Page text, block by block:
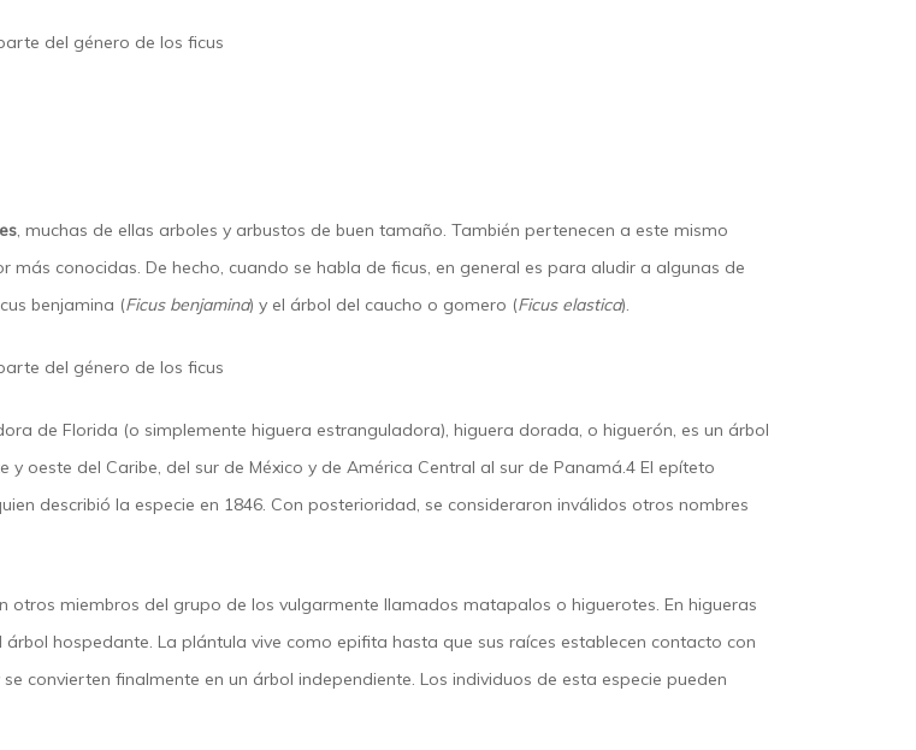
del género de los ficus
, muchas de ellas arboles y arbustos de buen tamaño. También pertenecen a este mismo
conocidas. De hecho, cuando se habla de ficus, en general es para aludir a algunas de
benjamina (Ficus benjamina) y el árbol del caucho o gomero (Ficus elastica).
del género de los ficus
de Florida (o simplemente higuera estranguladora), higuera dorada, o higuerón,​ es un árbol
oeste del Caribe, del sur de México y de América Central al sur de Panamá.4​ El epíteto
describió la especie en 1846. Con posterioridad, se consideraron inválidos otros nombres
miembros del grupo de los vulgarmente llamados matapalos o higuerotes. En higueras
hospedante. La plántula vive como epifita hasta que sus raíces establecen contacto con
convierten finalmente en un árbol independiente. Los individuos de esta especie pueden